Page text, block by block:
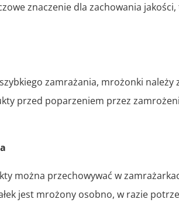
znaczenie dla zachowania
zamrażania, mrożonki należy
przed poparzeniem przez
można przechowywać w
jest mrożony osobno, w razie